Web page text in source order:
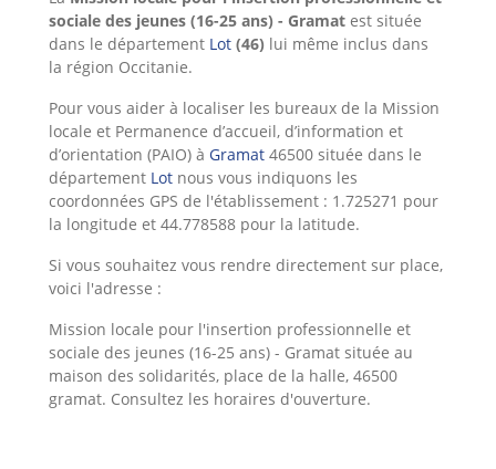
sociale des jeunes (16-25 ans) - Gramat est située
dans le département Lot (46) lui même inclus dans
la région Occitanie.
Pour vous aider à localiser les bureaux de la Mission
locale et Permanence d’accueil, d’information et
d’orientation (PAIO) à Gramat 46500 située dans le
département Lot nous vous indiquons les
coordonnées GPS de l'établissement : 1.725271 pour
la longitude et 44.778588 pour la latitude.
Si vous souhaitez vous rendre directement sur place,
voici l'adresse :
Mission locale pour l'insertion professionnelle et
sociale des jeunes (16-25 ans) - Gramat située au
maison des solidarités, place de la halle, 46500
gramat. Consultez les horaires d'ouverture.